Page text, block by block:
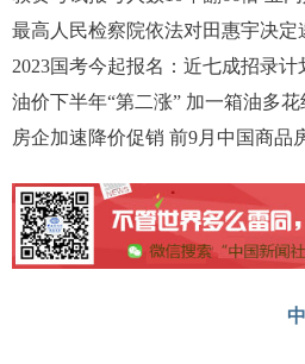
最高人民检察院依法对田惠宇决定
2023国考今起报名：近七成招录计
油价下半年“第二涨” 加一箱油多花
房企加速降价促销 前9月中国商品